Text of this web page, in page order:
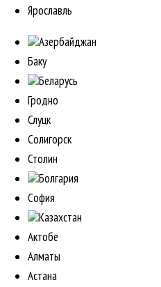
Ярославль
Азербайджан
Баку
Беларусь
Гродно
Слуцк
Солигорск
Столин
Болгария
София
Казахстан
Актобе
Алматы
Астана